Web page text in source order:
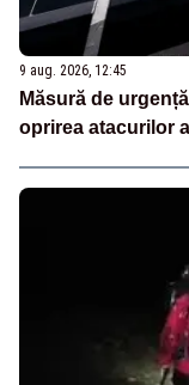
9 aug. 2026, 12:45
Măsură de
oprirea atacurilor